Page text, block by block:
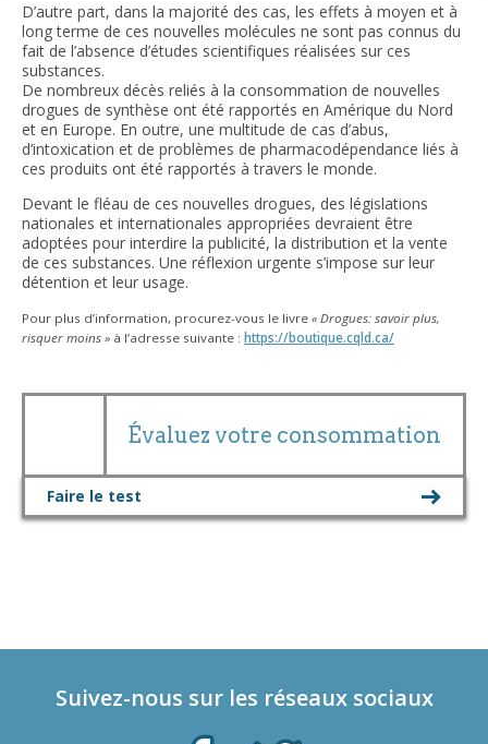
D’autre part, dans la majorité des cas, les effets à moyen et à
long terme de ces nouvelles molécules ne sont pas connus du
fait de l’absence d’études scientifiques réalisées sur ces
substances.
De nombreux décès reliés à la consommation de nouvelles
drogues de synthèse ont été rapportés en Amérique du Nord
et en Europe. En outre, une multitude de cas d’abus,
d’intoxication et de problèmes de pharmacodépendance liés à
ces produits ont été rapportés à travers le monde.
Devant le fléau de ces nouvelles drogues, des législations
nationales et internationales appropriées devraient être
adoptées pour interdire la publicité, la distribution et la vente
de ces substances. Une réflexion urgente s’impose sur leur
détention et leur usage.
Pour plus d’information, procurez-vous le livre « Drogues: savoir plus,
risquer moins » à l’adresse suivante : https://boutique.cqld.ca/
Évaluez votre consommation
Faire le test
Suivez-nous sur les réseaux sociaux